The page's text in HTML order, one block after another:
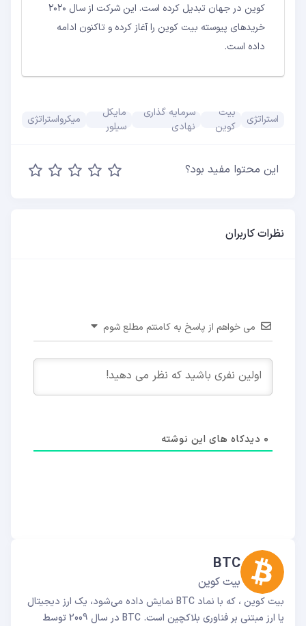
کوین در جهان تبدیل کرده است. این شرکت از سال ۲۰۲۰
خریدهای پیوسته بیت کوین را آغاز کرده و تاکنون ادامه
داده است.
استراتژی
بیت
کوین
سرمایه گذاری
نهادی
مایکل
سیلور
میکرواستراتژی
این محتوا مفید بود؟
نظرات کاربران
می خواهم از پاسخ به کامنتم مطلع شوم
0 دیدکاه های این نوشته
BTC
بیت کوین
بیت کوین ، که با نماد BTC نمایش داده می‌شود، یک ارز دیجیتال
یا ارز مبتنی بر فناوری بلاکچین است. BTC در سال 2009 توسط